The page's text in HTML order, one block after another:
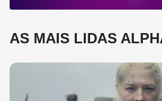
AS MAIS LIDAS